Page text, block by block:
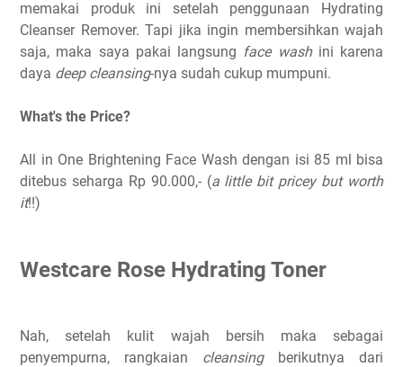
memakai produk ini setelah penggunaan Hydrating
Cleanser Remover. Tapi jika ingin membersihkan wajah
saja, maka saya pakai langsung face washini karena
daya deep cleansing-nya sudah cukup mumpuni.
What's the Price?
All in One Brightening Face Wash dengan isi 85 ml bisa
ditebus seharga Rp 90.000,- (a little bit pricey but worth
it!!)
Westcare Rose Hydrating Toner
Nah, setelah kulit wajah bersih maka sebagai
penyempurna, rangkaian cleansingberikutnya dari